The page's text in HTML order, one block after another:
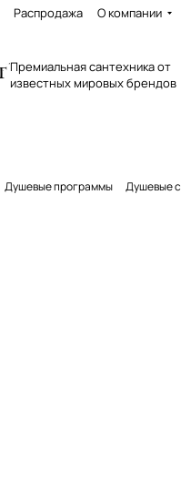
Распродажа О компании
Премиальная сантехника от
известных мировых брендов
Душевые программы Душевые